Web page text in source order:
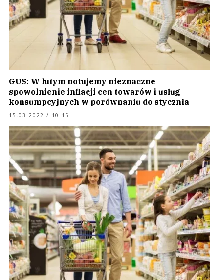
GUS: W lutym notujemy nieznaczne
spowolnienie inflacji cen towarów i usług
konsumpcyjnych w porównaniu do stycznia
15.03.2022 / 10:15